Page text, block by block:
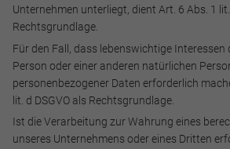
Unternehmen unterliegt, dient Art. 6 Abs. 1 lit.
Rechtsgrundlage.
Für den Fall, dass lebenswichtige Interessen
Person oder einer anderen natürlichen
personenbezogener Daten erforderlich
lit. d DSGVO als Rechtsgrundlage.
Ist die Verarbeitung zur Wahrung eines
unseres Unternehmens oder eines Dritten
Cookie Informationen anzeigen
Alle akzeptieren
Speichern